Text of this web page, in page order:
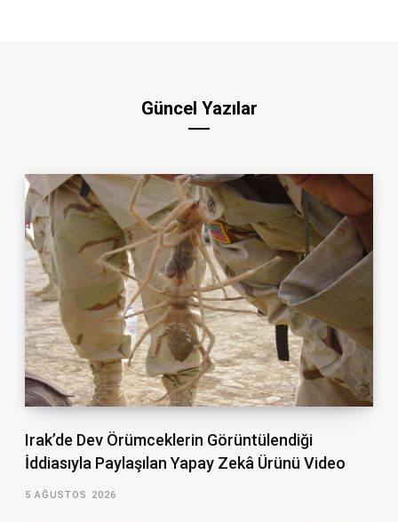
Güncel Yazılar
Irak’de Dev Örümceklerin Görüntülendiği
İddiasıyla Paylaşılan Yapay Zekâ Ürünü Video
5 AĞUSTOS 2026